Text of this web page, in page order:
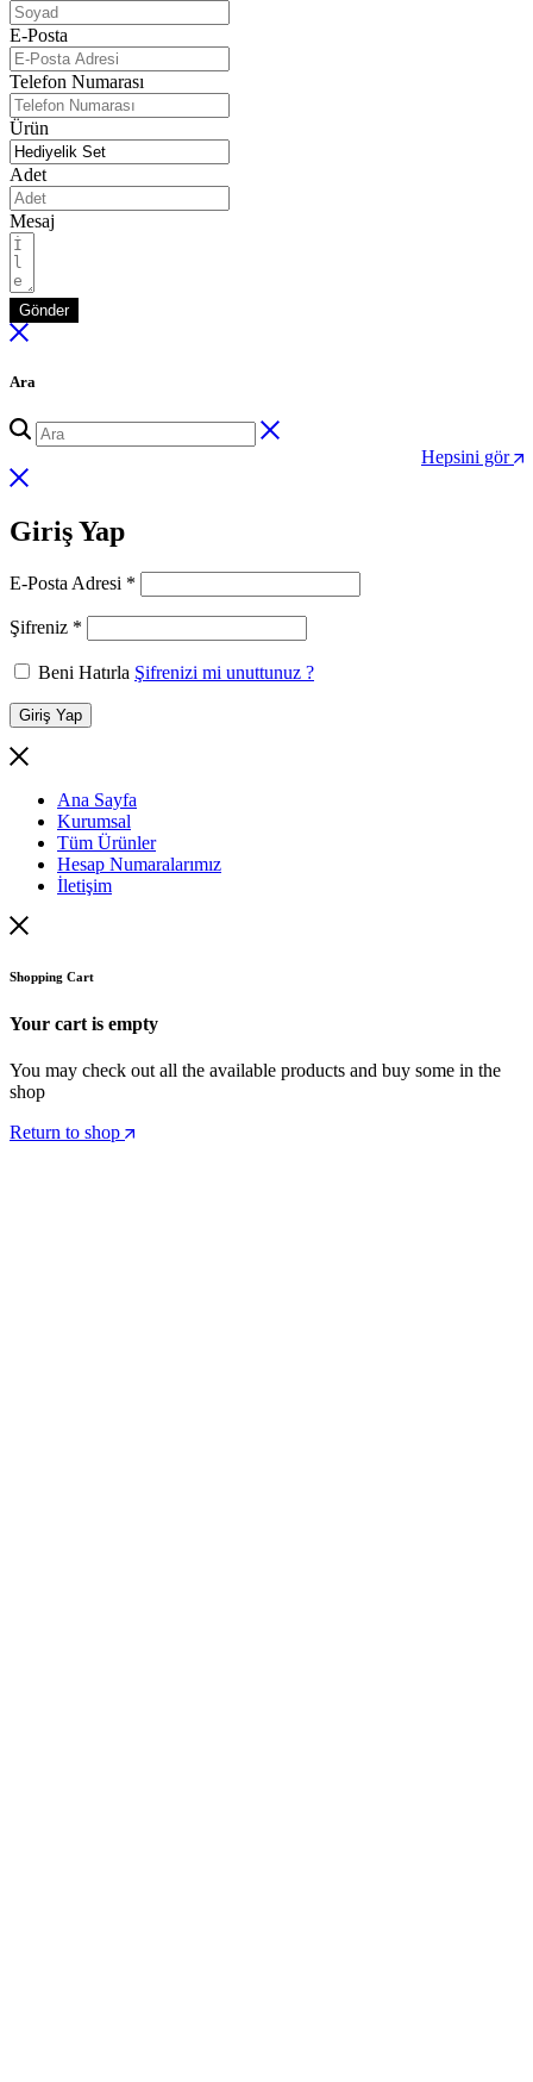
E-Posta
Telefon Numarası
Ürün
Adet
Mesaj
Gönder
Ara
Hepsini gör
Giriş Yap
E-Posta Adresi *
Şifreniz *
Beni Hatırla Şifrenizi mi unuttunuz ?
Giriş Yap
Ana Sayfa
Kurumsal
Tüm Ürünler
Hesap Numaralarımız
İletişim
Shopping Cart
Your cart is empty
You may check out all the available products and buy some in the
shop
Return to shop